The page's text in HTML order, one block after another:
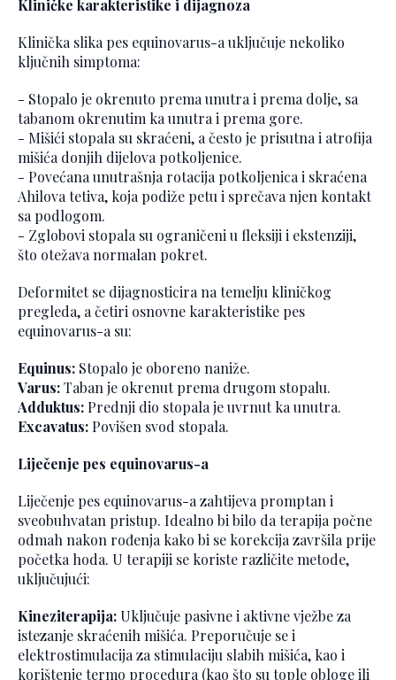
Kliničke karakteristike i dijagnoza
Klinička slika pes equinovarus-a uključuje nekoliko
ključnih simptoma:
- Stopalo je okrenuto prema unutra i prema dolje, sa
tabanom okrenutim ka unutra i prema gore.
- Mišići stopala su skraćeni, a često je prisutna i atrofija
mišića donjih dijelova potkoljenice.
- Povećana unutrašnja rotacija potkoljenica i skraćena
Ahilova tetiva, koja podiže petu i sprečava njen kontakt
sa podlogom.
- Zglobovi stopala su ograničeni u fleksiji i ekstenziji,
što otežava normalan pokret.
Deformitet se dijagnosticira na temelju kliničkog
pregleda, a četiri osnovne karakteristike pes
equinovarus-a su:
Equinus: Stopalo je oboreno naniže.
Varus:Taban je okrenut prema drugom stopalu.
Adduktus:Prednji dio stopala je uvrnut ka unutra.
Excavatus:Povišen svod stopala.
Liječenje pes equinovarus-a
Liječenje pes equinovarus-a zahtijeva promptan i
sveobuhvatan pristup. Idealno bi bilo da terapija počne
odmah nakon rođenja kako bi se korekcija završila prije
početka hoda. U terapiji se koriste različite metode,
uključujući:
Kineziterapija:Uključuje pasivne i aktivne vježbe za
istezanje skraćenih mišića. Preporučuje se i
elektrostimulacija za stimulaciju slabih mišića, kao i
korištenje termo procedura (kao što su tople obloge ili